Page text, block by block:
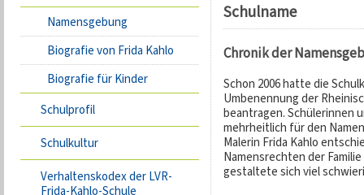
Namensgebung
Biografie von Frida Kahlo
Biografie für Kinder
Schulprofil
Schulkultur
Verhaltenskodex der LVR-
Frida-Kahlo-Schule
Schulname
Chronik der
Schon 2006 hatte die
Umbenennung der
beantragen. Schülerinnen
mehrheitlich für den
Malerin Frida Kahlo
Namensrechten der
gestaltete sich viel